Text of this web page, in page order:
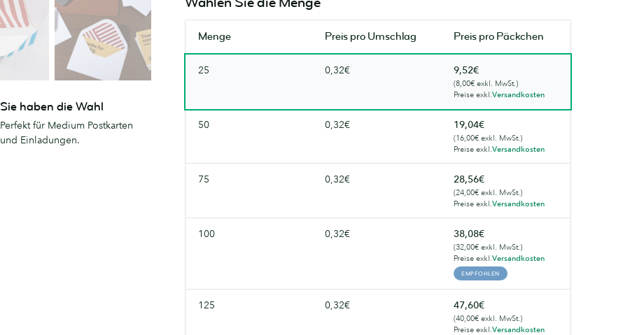
Sie haben die Wahl
Perfekt für Medium Postkarten
und Einladungen.
vorrätig.
Versuchen
Sie
es
bald
Versuchen
Sie
es
Menge Preis pro Umschlag Preis pro Päckchen
25 0,32€ 9,52€
(8,00€ exkl. MwSt.)
Preise exkl. Versandkosten
50 0,32€ 19,04€
(16,00€ exkl. MwSt.)
Preise exkl. Versandkosten
75 0,32€ 28,56€
(24,00€ exkl. MwSt.)
Preise exkl. Versandkosten
100 0,32€ 38,08€
(32,00€ exkl. MwSt.)
Preise exkl. Versandkosten
EMPFOHLEN
125 0,32€ 47,60€
(40,00€ exkl. MwSt.)
Preise exkl. Versandkosten